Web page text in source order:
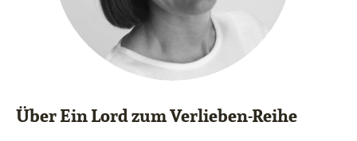
Über Ein Lord zum Verlieben-Reihe